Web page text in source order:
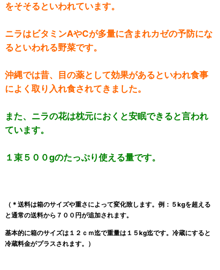
をそそるといわれています。
ニラはビタミンAやCが多量に含まれカゼの予防にな
るといわれる野菜です。
沖縄では昔、目の薬として効果があるといわれ食事
によく取り入れ食されてきました。
また、ニラの花は枕元におくと安眠できると言われ
ています。
１束５００gのたっぷり使える量です。
（＊送料は箱のサイズや重さによって変化致します。 例：５kgを超える
と通常の送料から７００円が追加されます。
基本的に箱のサイズは１２ｃｍ迄で重量は１５kg迄です。 冷蔵にすると
冷蔵料金がプラスされます。）